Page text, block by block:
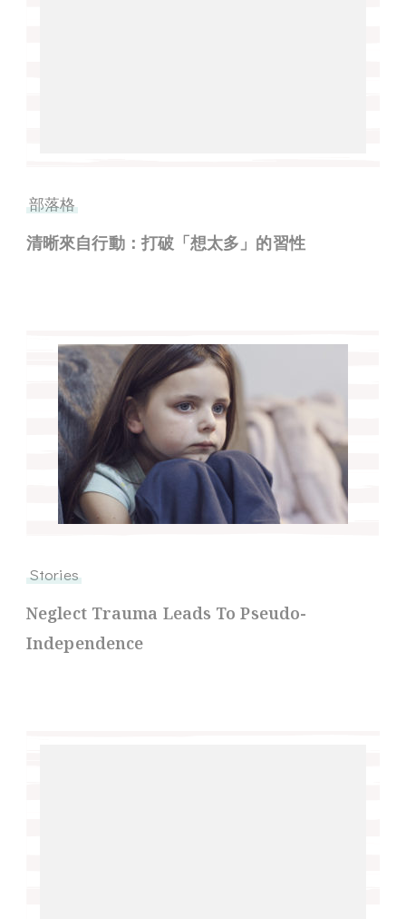
部落格
清晰來自行動：打破「想太多」的習性
Stories
Neglect Trauma Leads To Pseudo-
Independence